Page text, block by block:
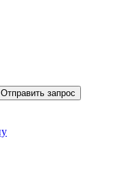
Отправить запрос